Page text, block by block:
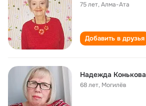
75 лет,Алма-Ата
Добавить в друзья
Надежда Конькова
68 лет, Могилёв